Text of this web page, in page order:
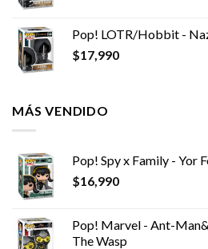
Pop! LOTR/Hobbit -
$17,990
MÁS VENDIDO
Pop! Spy x Family - Yor
$16,990
Pop! Marvel - Ant-
The Wasp